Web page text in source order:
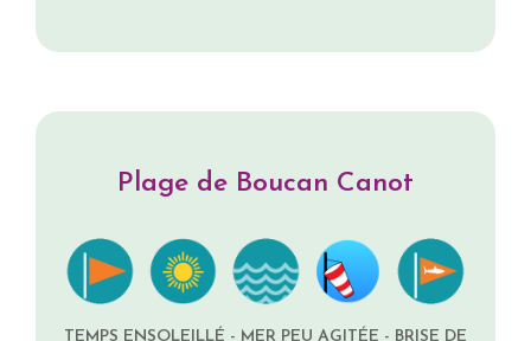
Plage de Boucan Canot
TEMPS ENSOLEILLÉ - MER PEU AGITÉE - BRISE DE